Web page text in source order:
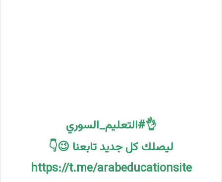
👌#التعليم_السوري
ليصلك كل جديد تابعنا 😉👇
https://t.me/arabeducationsite